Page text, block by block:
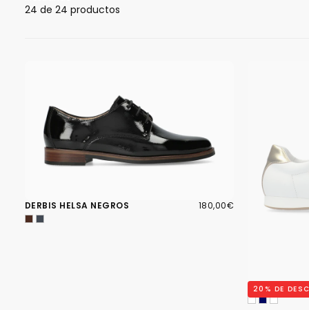
24 de 24 productos
DERBIS HELSA NEGROS 180,00€
PRECIO
180,00€
DERBIS
20 % DE